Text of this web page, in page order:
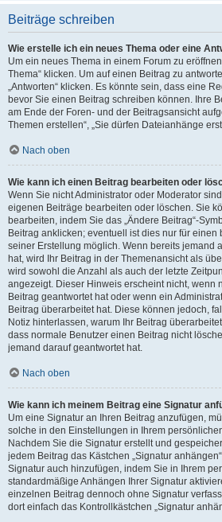
Beiträge schreiben
Wie erstelle ich ein neues Thema oder eine
Um ein neues Thema in einem Forum zu
Thema“ klicken. Um auf einen Beitrag zu
„Antworten“ klicken. Es könnte sein, dass eine
bevor Sie einen Beitrag schreiben können. Ihre
am Ende der Foren- und der Beitragsansicht
Themen erstellen“, „Sie dürfen Dateianhänge
Nach oben
Wie kann ich einen Beitrag bearbeiten oder
Wenn Sie nicht Administrator oder Moderator
eigenen Beiträge bearbeiten oder löschen. Sie
bearbeiten, indem Sie das „Ändere Beitrag“-
Beitrag anklicken; eventuell ist dies nur für einen
seiner Erstellung möglich. Wenn bereits jemand
hat, wird Ihr Beitrag in der Themenansicht als
wird sowohl die Anzahl als auch der letzte
angezeigt. Dieser Hinweis erscheint nicht, wenn
Beitrag geantwortet hat oder wenn ein
Beitrag überarbeitet hat. Diese können jedoch,
Notiz hinterlassen, warum Ihr Beitrag
dass normale Benutzer einen Beitrag nicht
jemand darauf geantwortet hat.
Nach oben
Wie kann ich meinem Beitrag eine Signatur
Um eine Signatur an Ihren Beitrag anzufügen,
solche in den Einstellungen in Ihrem
Nachdem Sie die Signatur erstellt und
jedem Beitrag das Kästchen „Signatur
Signatur auch hinzufügen, indem Sie in Ihrem
standardmäßige Anhängen Ihrer Signatur
einzelnen Beitrag dennoch ohne Signatur
dort einfach das Kontrollkästchen „Signatur